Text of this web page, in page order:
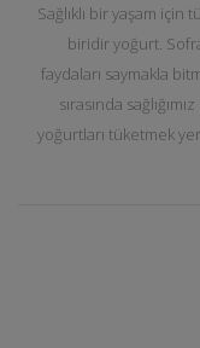
Sağlıklı bir yaşam
biridir yoğurt.
faydaları saymakla
sırasında
yoğurtları tüketmek